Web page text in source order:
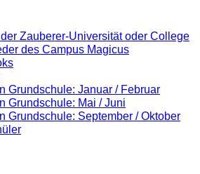
Zauberer-Universität oder College
des Campus Magicus
Januar / Februar
Mai / Juni
September / Oktober